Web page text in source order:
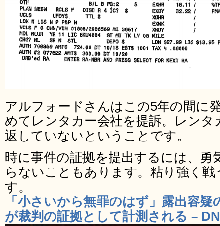
アルフォードさんはこの5年の間に
めてレンタカー会社を提訴。レン
返していないということです。
時に事件の証拠を提出するには、勇
らないこともあります。粘り強く
す。
「小さいから無罪のはず」露出容
が裁判の証拠として計測される –